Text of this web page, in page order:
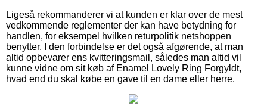
Ligeså rekommanderer vi at kunden er klar over de mest
vedkommende reglementer der kan have betydning for
handlen, for eksempel hvilken returpolitik netshoppen
benytter. I den forbindelse er det også afgørende, at man
altid opbevarer ens kvitteringsmail, således man altid vil
kunne vidne om sit køb af Enamel Lovely Ring Forgyldt,
hvad end du skal købe en gave til en dame eller herre.